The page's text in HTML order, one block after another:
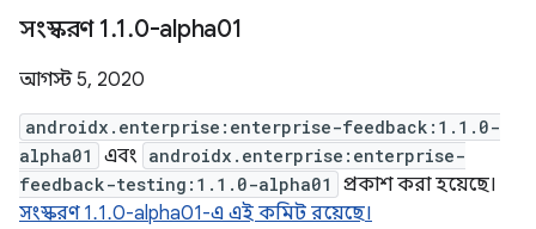
সংস্করণ 1.1.0-alpha01
আগস্ট 5, 2020
androidx.enterprise:enterprise-feedback:1.1.0-
alpha01
এবং androidx.enterprise:enterprise-
feedback-testing:1.1.0-alpha01
প্রকাশ করা হয়েছে।
সংস্করণ 1.1.0-alpha01-এ এই কমিট রয়েছে।